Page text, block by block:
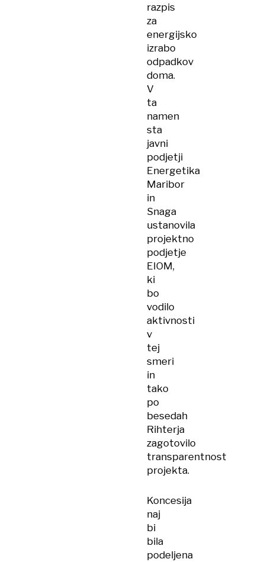
razpis
za
energijsko
izrabo
odpadkov
doma.
V
ta
namen
sta
javni
podjetji
Energetika
Maribor
in
Snaga
ustanovila
projektno
podjetje
EIOM,
ki
bo
vodilo
aktivnosti
v
tej
smeri
in
tako
po
besedah
Rihterja
zagotovilo
transparentnost
projekta.
Koncesija
naj
bi
bila
podeljena